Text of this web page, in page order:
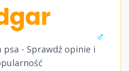
psa - Sprawdź opinie i
♂